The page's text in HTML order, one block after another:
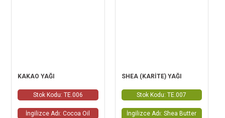
KAKAO YAĞI
Stok Kodu: TE.006
İngilizce Adı: Cocoa Oil
SHEA (KARİTE) YAĞI
Stok Kodu: TE.007
İngilizce Adı: Shea Butter